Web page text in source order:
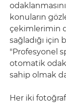
konuların
çekimlerimin
sağladığı için
"Profesyonel
otomatik
sahip olmak
Her iki